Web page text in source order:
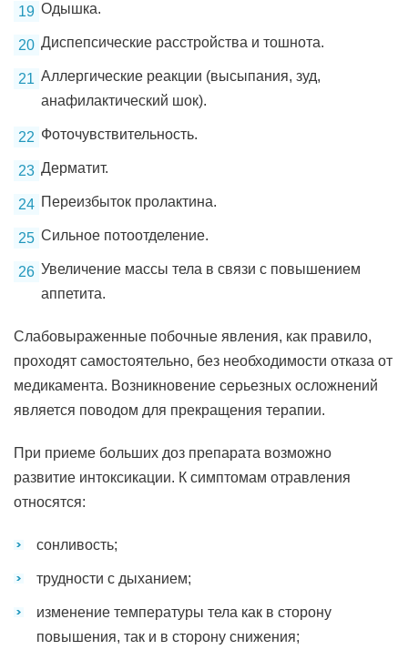
Одышка.
Диспепсические расстройства и тошнота.
Аллергические реакции (высыпания, зуд,
анафилактический шок).
Фоточувствительность.
Дерматит.
Переизбыток пролактина.
Сильное потоотделение.
Увеличение массы тела в связи с повышением
аппетита.
Слабовыраженные побочные явления, как правило,
проходят самостоятельно, без необходимости отказа от
медикамента. Возникновение серьезных осложнений
является поводом для прекращения терапии.
При приеме больших доз препарата возможно
развитие интоксикации. К симптомам отравления
относятся:
сонливость;
трудности с дыханием;
изменение температуры тела как в сторону
повышения, так и в сторону снижения;